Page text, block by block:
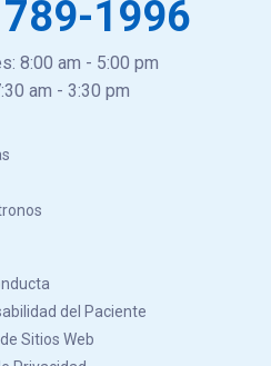
1996
8:00 am - 5:00 pm
am - 3:30 pm
del Paciente
Sitios Web